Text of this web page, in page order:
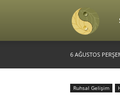
♥
6 AĞUSTOS
Ruhsal Gelişim